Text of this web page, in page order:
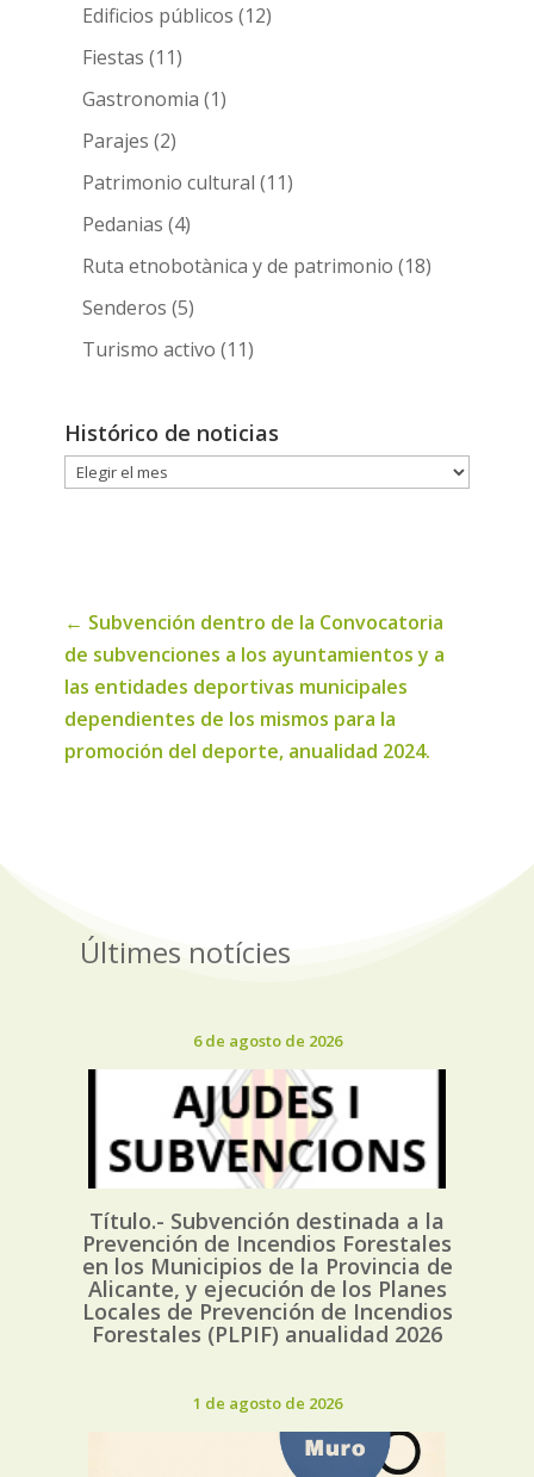
Edificios públicos (12)
Fiestas (11)
Gastronomia (1)
Parajes (2)
Patrimonio cultural (11)
Pedanias (4)
Ruta etnobotànica y de patrimonio (18)
Senderos (5)
Turismo activo (11)
Histórico de noticias
Histórico
← Subvención dentro de la Convocatoria
de subvenciones a los ayuntamientos y a
las entidades deportivas municipales
dependientes de los mismos para la
promoción del deporte, anualidad 2024.
Últimes notícies
6 de agosto de 2026
Título.- Subvención destinada a la
Prevención de Incendios Forestales
en los Municipios de la Provincia de
Alicante, y ejecución de los Planes
Locales de Prevención de Incendios
Forestales (PLPIF) anualidad 2026
1 de agosto de 2026